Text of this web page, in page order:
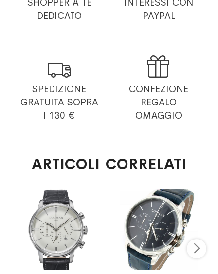
SHOPPER A TE
DEDICATO
INTERESSI CON
PAYPAL

SPEDIZIONE
GRATUITA SOPRA
I 130 €

CONFEZIONE
REGALO
OMAGGIO
ARTICOLI CORRELATI